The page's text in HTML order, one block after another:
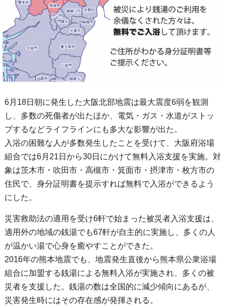
6月18日朝に発生した大阪北部地震は最大震度6弱を観測
し、多数の死傷者が出たほか、電気・ガス・水道がストッ
プするなどライフラインにも多大な影響が出た。
入浴の困難な人が多数発生したことを受けて、大阪府浴場
組合では6月21日から30日にかけて無料入浴支援を実施。対
象は茨木市・吹田市・高槻市・箕面市・摂津市・枚方市の
住民で、身分証明書を提示すれば無料で入浴ができるよう
にした。
災害救助法の適用を受け6軒で始まった被災者入浴支援は、
適用外の地域の銭湯でも67軒が自主的に実施し、多くの人
が温かい湯で心身を癒やすことができた。
2016年の熊本地震でも、地震発生直後から熊本県公衆浴場
組合に加盟する銭湯による無料入浴が実施され、多くの被
災者を支援した。銭湯の数は全国的に減少傾向にあるが、
災害発生時にはその存在感が発揮される。